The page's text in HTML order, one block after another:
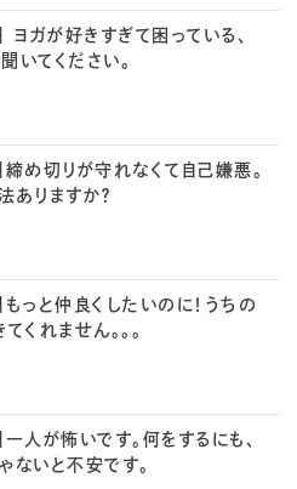
ヨガが好きすぎて困っている、
いてください。
締め切りが守れなくて自己嫌悪。
ありますか？
もっと仲良くしたいのに！うちの
くれません。。。
一人が怖いです。何をするにも、
ないと不安です。